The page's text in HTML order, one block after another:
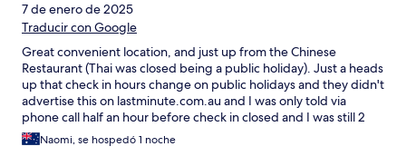
7 de enero de 2025
Traducir con Google
Great convenient location, and just up from the Chinese
Restaurant (Thai was closed being a public holiday). Just a heads
up that check in hours change on public holidays and they didn't
advertise this on lastminute.com.au and I was only told via
phone call half an hour before check in closed and I was still 2
hrs away! Good facilities and easy parking.
Naomi, se hospedó 1 noche